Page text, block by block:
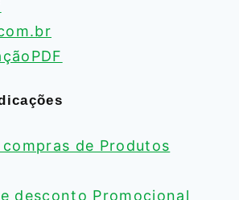
de Produtos
desconto Promocional